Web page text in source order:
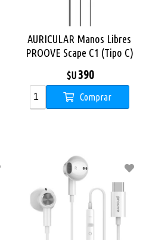
AURICULAR Manos Libres
PROOVE Scape C1 (Tipo C)
$U390
Comprar